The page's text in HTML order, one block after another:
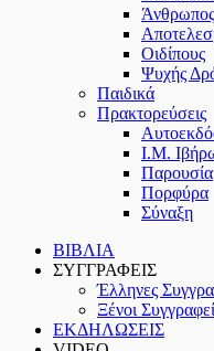
Άνθρωπος
Οιδίπους
Ψυχής
Παιδικά
Πρακτoρεύσεις
Ι.Μ.
Παρουσία
Πορφύρα
Σύναξη
ΒΙΒΛΙΑ
ΣΥΓΓΡΑΦΕΙΣ
Έλληνες
Ξένοι
ΕΚΔΗΛΩΣΕΙΣ